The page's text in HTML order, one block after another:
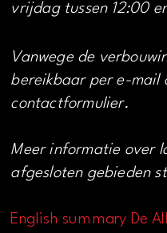
vrijdag tussen 12:00
Vanwege de
bereikbaar per e-mail
contactformulier.
Meer informatie over
afgesloten gebieden
English summary De